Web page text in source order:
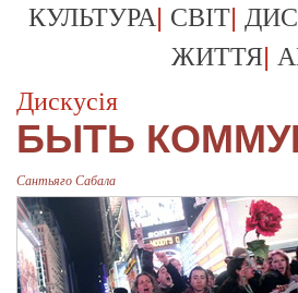
КУЛЬТУРА| СВІТ|
ЖИТТЯ|
Дискусія
БЫТЬ
Сантьяго Сабала